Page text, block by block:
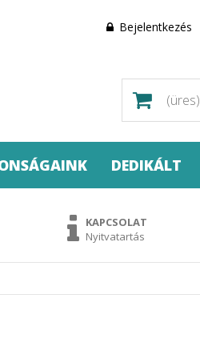
Bejelentkezés
(üres)
DEDIKÁLT
KAPCSOLAT
Nyitvatartás